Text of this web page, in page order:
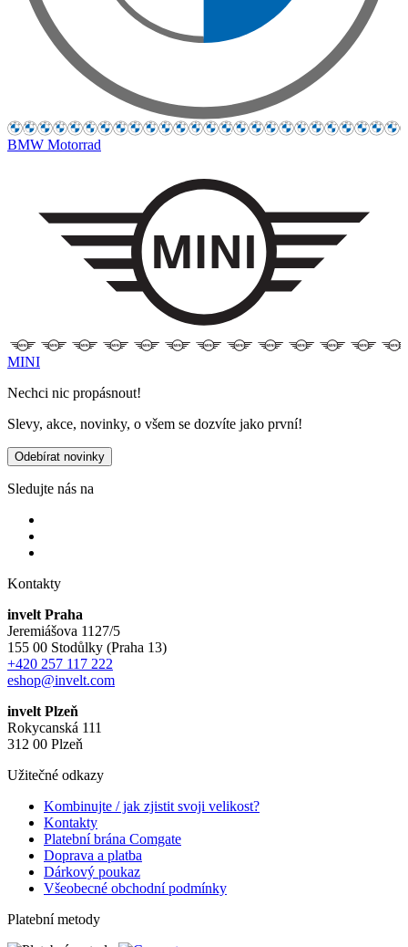
BMW Motorrad
MINI
Nechci nic propásnout!
Slevy, akce, novinky, o všem se dozvíte jako první!
Odebírat novinky
Sledujte nás na
Kontakty
invelt Praha
Jeremiášova 1127/5
155 00 Stodůlky (Praha 13)
+420 257 117 222
eshop@invelt.com
invelt Plzeň
Rokycanská 111
312 00 Plzeň
Užitečné odkazy
Kombinujte / jak zjistit svoji velikost?
Kontakty
Platební brána Comgate
Doprava a platba
Dárkový poukaz
Všeobecné obchodní podmínky
Platební metody